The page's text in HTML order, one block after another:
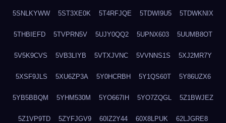
5SNLKYWW 5ST3XE0K 5T4RFJQE 5TDWI9U5 5TDWKNIX
5THBIEFD 5TVPRN5V 5UJY0QQ2 5UPNX603 5UUMB8OT
5V5K9CVS 5VB3LIYB 5VTXJVNC 5VVNNS1S 5XJ2MR7Y
5XSF9JLS 5XU6ZP3A 5Y0HCRBH 5Y1QS60T 5Y86UZX6
5YB5BBQM 5YHM530M 5YO667IH 5YO7ZQGL 5Z1BWJEZ
5Z1VP9TD 5ZYFJGV9 60IZ2Y44 60X8LPUK 62LJGRE8